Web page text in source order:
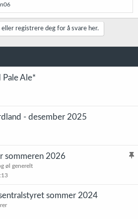
eller registrere deg for å svare her.
Ale*
- desember 2025
K
sommeren 2026
øl generelt
sommer 2024